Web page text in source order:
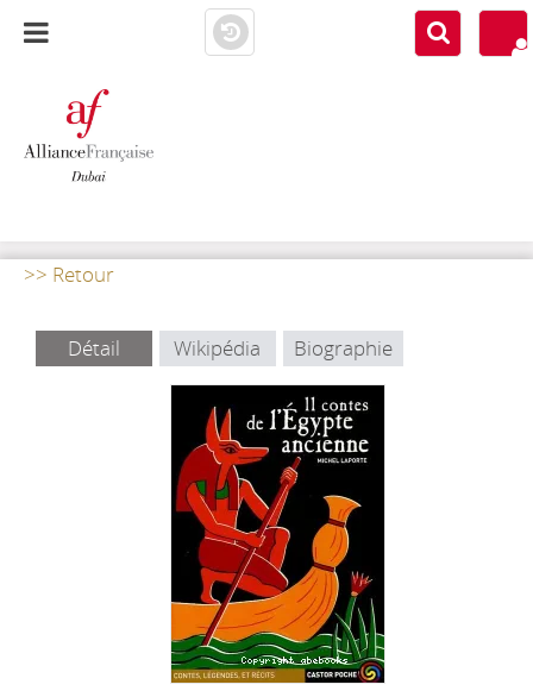
>> Retour
Détail Wikipédia Biographie